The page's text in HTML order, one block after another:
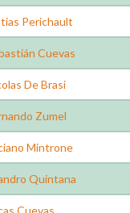
Perichault
Cuevas
De Brasi
Zumel
Mintrone
Quintana
Cuevas